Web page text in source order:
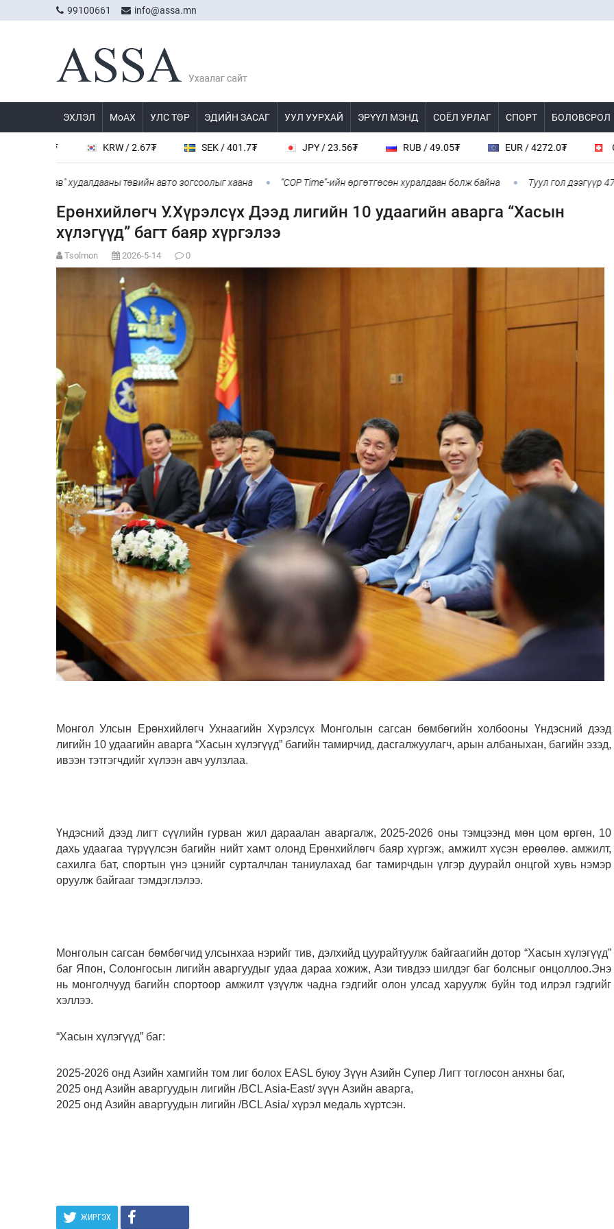
99100661 info@assa.mn
ЭХЛЭЛ МоАХ УЛС ТӨР ЭДИЙН ЗАСАГ УУЛ УУРХАЙ ЭРҮҮЛ МЭНД СОЁЛ УРЛАГ СПОРТ БОЛОВСРОЛ
KRW / 2.67₮ SEK / 401.7₮ JPY / 23.56₮ RUB / 49.05₮ EUR / 4272.0₮ CHF /
худалдааны төвийн авто зогсоолыг хаана “COP Time”-ийн өргөтгөсөн хуралдаан болж байна Туул гол дээгүүр 476
Ерөнхийлөгч У.Хүрэлсүх Дээд лигийн 10 удаагийн аварга “Хасын
хүлэгүүд” багт баяр хүргэлээ
Tsolmon 2026-5-14 0
Монгол Улсын Ерөнхийлөгч Ухнаагийн Хүрэлсүх Монголын сагсан бөмбөгийн холбооны Үндэсний дээд
лигийн 10 удаагийн аварга “Хасын хүлэгүүд” багийн тамирчид, дасгалжуулагч, арын албаныхан, багийн эзэд,
ивээн тэтгэгчдийг хүлээн авч уулзлаа.
Үндэсний дээд лигт сүүлийн гурван жил дараалан аваргалж, 2025-2026 оны тэмцээнд мөн цом өргөн, 10
дахь удаагаа түрүүлсэн багийн нийт хамт олонд Ерөнхийлөгч баяр хүргэж, амжилт хүсэн ерөөлөө. амжилт,
сахилга бат, спортын үнэ цэнийг сурталчлан таниулахад баг тамирчдын үлгэр дуурайл онцгой хувь нэмэр
оруулж байгааг тэмдэглэлээ.
Монголын сагсан бөмбөгчид улсынхаа нэрийг тив, дэлхийд цуурайтуулж байгаагийн дотор “Хасын хүлэгүүд”
баг Япон, Солонгосын лигийн аваргуудыг удаа дараа хожиж, Ази тивдээ шилдэг баг болсныг онцоллоо.Энэ
нь монголчууд багийн спортоор амжилт үзүүлж чадна гэдгийг олон улсад харуулж буйн тод илрэл гэдгийг
хэллээ.
“Хасын хүлэгүүд” баг:
2025-2026 онд Азийн хамгийн том лиг болох EASL буюу Зүүн Азийн Супер Лигт тоглосон анхны баг,
2025 онд Азийн аваргуудын лигийн /BCL Asia-East/ зүүн Азийн аварга,
2025 онд Азийн аваргуудын лигийн /BCL Asia/ хүрэл медаль хүртсэн.
ЖИРГЭХ